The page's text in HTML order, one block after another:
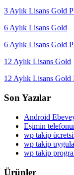
3 Aylık Lisans Gold
6 Aylık Lisans Gold
6 Aylık Lisans Gold
12 Aylık Lisans Gold
12 Aylık Lisans Gold
Son Yazılar
Android
Eşimin
wp takip
wp takip
wp takip
Ürünler